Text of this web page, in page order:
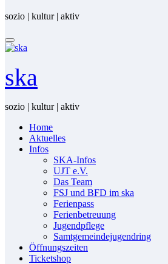
sozio | kultur | aktiv
ska
sozio | kultur | aktiv
Home
Ak­tu­el­les
In­fos
SKA-In­fos
UJT e.V.
Das Team
FSJ und BFD im ska
Fe­ri­en­pass
Fe­ri­en­be­treu­ung
Ju­gend­pfle­ge
Samt­ge­mein­de­ju­gend­ring
Öff­nungs­zei­ten
Ti­cket­shop